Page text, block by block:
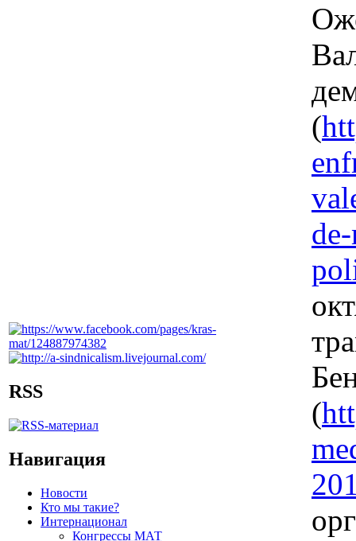
RSS
Навигация
Новости
Кто мы такие?
Интернационал
Конгрессы МАТ
(
(